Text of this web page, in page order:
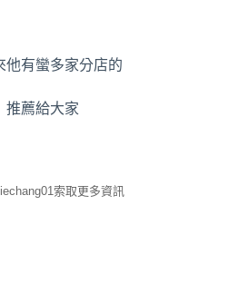
有蠻多家分店的
薦給大家
索取更多資訊